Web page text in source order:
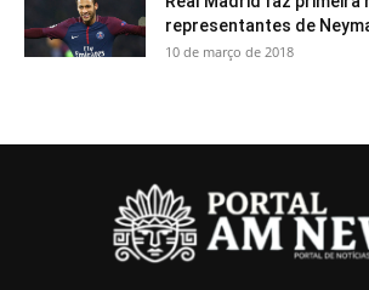
representantes de
10 de março de 2018